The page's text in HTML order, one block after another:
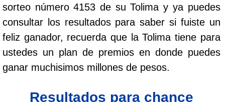
Astro Luna
Cafeterito Tarde
Cafeterito Noche
sorteo número 4153 de su Tolima y ya puedes
consultar los resultados para saber si fuiste un
feliz ganador, recuerda que la Tolima tiene para
ustedes un plan de premios en donde puedes
ganar muchisimos millones de pesos.
Resultados para chance